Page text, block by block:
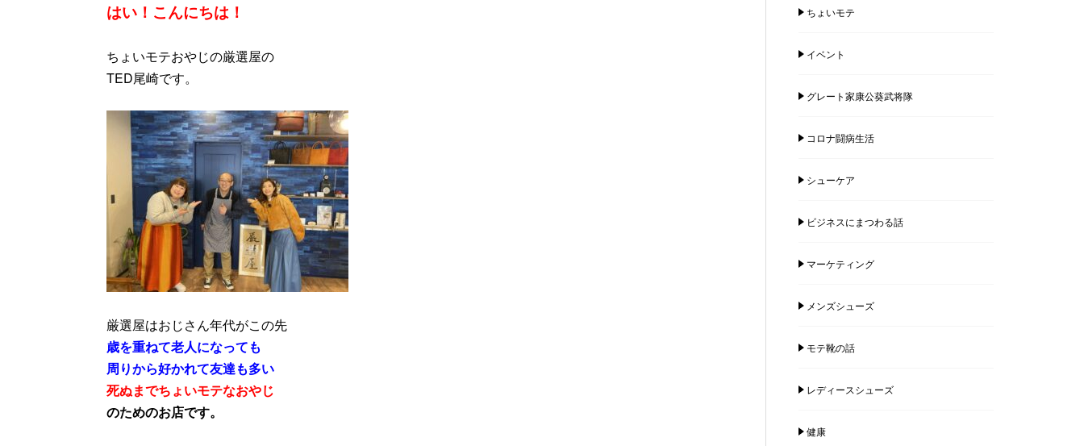
はい！こんにちは！
ちょいモテおやじの厳選屋の
TED尾崎です。
厳選屋はおじさん年代がこの先
歳を重ねて老人になっても
周りから好かれて友達も多い
死ぬまでちょいモテなおやじ
のためのお店です。
ちょいモテ
イベント
グレート家康公葵武将隊
コロナ闘病生活
シューケア
ビジネスにまつわる話
マーケティング
メンズシューズ
モテ靴の話
レディースシューズ
健康